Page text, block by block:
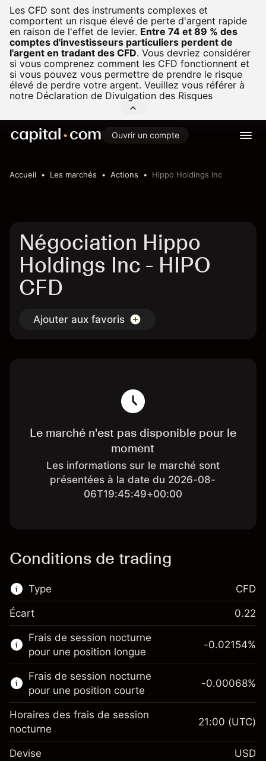
Les CFD sont des instruments complexes et
comportent un risque élevé de perte d'argent rapide
en raison de l'effet de levier. Entre 74 et 89 % des
comptes d'investisseurs particuliers perdent de
l'argent en tradant des CFD. Vous devriez considérer
si vous comprenez comment les CFD fonctionnent et
si vous pouvez vous permettre de prendre le risque
élevé de perdre votre argent. Veuillez vous référer à
notre Déclaration de Divulgation des Risques
Ouvrir un compte
Accueil Les marchés Actions Hippo Holdings Inc
Négociation Hippo
Holdings Inc - HIPO
CFD
Ajouter aux favoris
Le marché n'est pas disponible pour le
moment
Les informations sur le marché sont
présentées à la date du 2026-08-
06T19:45:49+00:00
Conditions de trading
Type
Ce marché financier est disponible pour le
trading de CFD.
En savoir plus sur :
CFD
CFD
Écart 0.22
Frais de session nocturne
pour une position longue
Marge. Votre
-0.02154%
Frais de session nocturne
pour une position courte
-0.00068%
Horaires des frais de session
nocturne
21:00 (UTC)
Devise USD